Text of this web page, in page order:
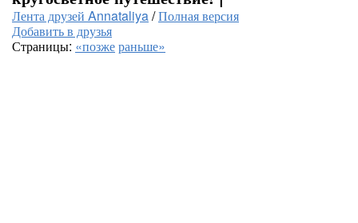
Лента друзей Annataliya/Полная версия
Добавить в друзья
Страницы: «позжераньше»